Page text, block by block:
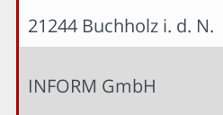
21244 Buchholz i. d. N.
INFORM GmbH